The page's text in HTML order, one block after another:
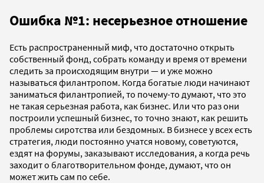
Ошибка №1: несерьезное отношение
Есть распространенный миф, что достаточно открыть
собственный фонд, собрать команду и время от времени
следить за происходящим внутри — и уже можно
называться филантропом. Когда богатые люди начинают
заниматься филантропией, то почему-то думают, что это
не такая серьезная работа, как бизнес. Или что раз они
построили успешный бизнес, то точно знают, как решить
проблемы сиротства или бездомных. В бизнесе у всех есть
стратегия, люди постоянно учатся новому, советуются,
ездят на форумы, заказывают исследования, а когда речь
заходит о благотворительном фонде, думают, что он
может жить сам по себе.